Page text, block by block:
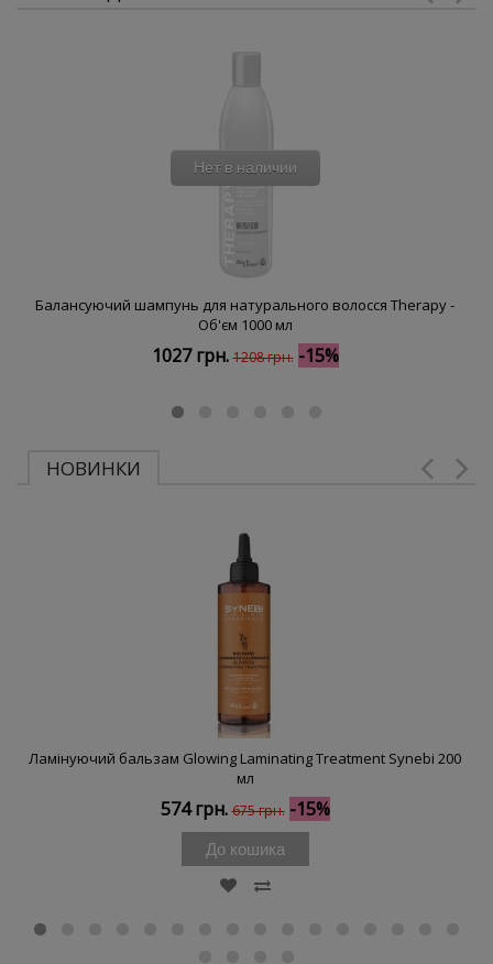
Нет в наличии
Балансуючий шампунь для натурального волосся Therapy -
Об'єм 1000 мл
1027 грн. 1208 грн. -15%
НОВИНКИ
Ламінуючий бальзам Glowing Laminating Treatment Synebi 200
мл
574 грн. 675 грн. -15%
До кошика